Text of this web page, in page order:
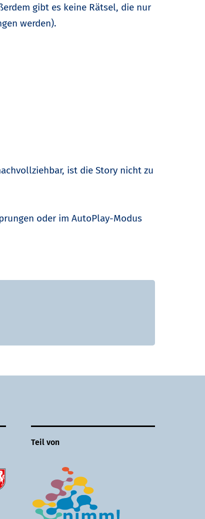
gibt es keine Rätsel, die nur
werden).
ist die Story nicht zu
oder im AutoPlay-Modus
Teil von